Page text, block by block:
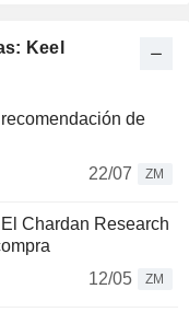
Keel
de
22/07
ZM
Chardan Research
12/05
ZM